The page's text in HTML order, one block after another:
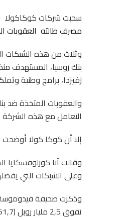
سحبت شركات كوكاكولا
مصرف طالته العقوبات
وثلاث من هذه الشبكات
بنك روسيا، المستهدف
زفيزدا، برامج وطنية
والعقوبات المتخذة ضد
التعامل مع هذه الشركة
إلا أن كوكا كولا أوضحت
وقالت آنا كوزلوفسكايا
وعلى الشبكات التي
وذكرت صحيفة
تفوق 2,5 مليار روبل (51,7 مليون يورو).